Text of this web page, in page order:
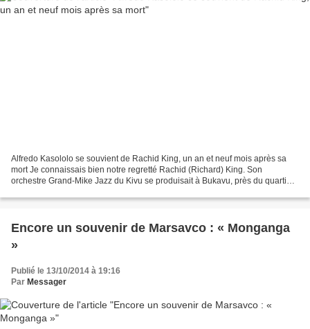
Alfredo Kasololo se souvient de Rachid King, un an et neuf mois après sa
mort Je connaissais bien notre regretté Rachid (Richard) King. Son
orchestre Grand-Mike Jazz du Kivu se produisait à Bukavu, près du quartier
Encore un souvenir de Marsavco : « Monganga
»
Publié le 13/10/2014 à 19:16
Par Messager